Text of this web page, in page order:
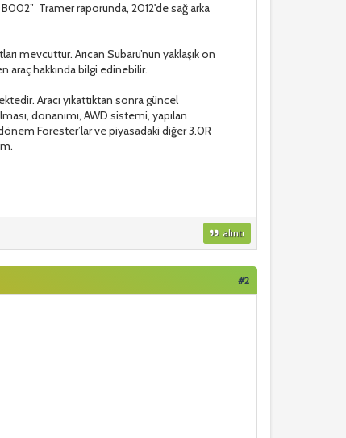
Tramer raporunda, 2012'de sağ arka
mevcuttur. Arıcan Subaru’nun yaklaşık on
araç hakkında bilgi edinebilir.
Aracı yıkattıktan sonra güncel
donanımı, AWD sistemi, yapılan
Forester’lar ve piyasadaki diğer 3.0R
alıntı
#2